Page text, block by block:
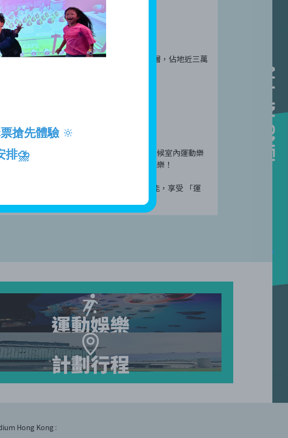
坐落於啟德體育園運動健康中心全棟高五層，佔地近三萬
。
快樂與活力！無論外界天氣如何，這座全天候室內運動樂
樂的雙重魅力，既能鍛鍊身體，又能盡情玩樂！
SPORTS HONG KONG的無限可能，享受 「運
運動娛樂
計劃行程
Hong Kong :
搶先體驗 🔆
排⛈️